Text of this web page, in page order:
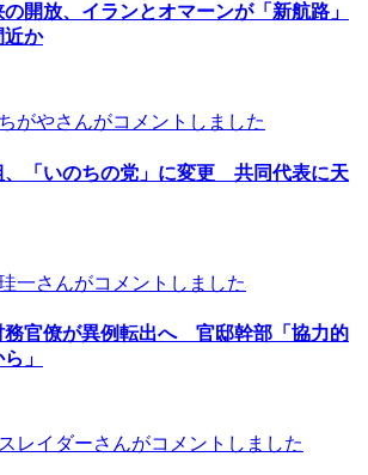
開放、イランとオマーンが「新航路」
近か
がやさんがコメントしました
、「いのちの党」に変更 共同代表に天
一さんがコメントしました
務官僚が異例転出へ 官邸幹部「協力的
」
レイダーさんがコメントしました